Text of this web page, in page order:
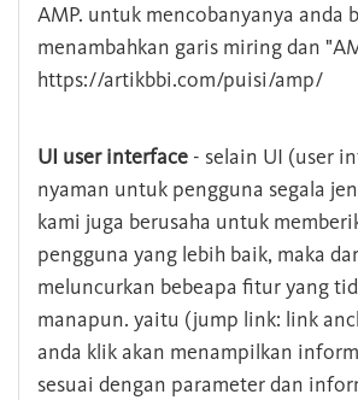
AMP. untuk mencobanyanya anda
menambahkan garis miring dan
https://artikbbi.com/puisi/amp/
UI user interface - selain UI (user
nyaman untuk pengguna segala
kami juga berusaha untuk
pengguna yang lebih baik, maka
meluncurkan bebeapa fitur yang
manapun. yaitu (jump link: link
anda klik akan menampilkan
sesuai dengan parameter dan